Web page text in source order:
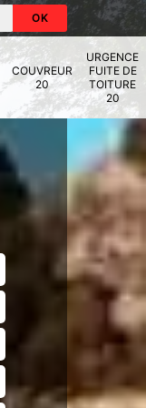
COUVREUR
20
URGENCE
FUITE DE
TOITURE
20